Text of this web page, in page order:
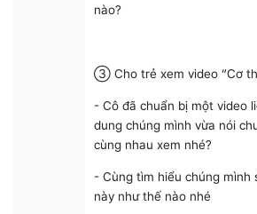
nào?
③ Cho trẻ xem video “Cơ
- Cô đã chuẩn bị một video
dung chúng mình vừa nói
cùng nhau xem nhé?
- Cùng tìm hiểu chúng mình
này như thế nào nhé